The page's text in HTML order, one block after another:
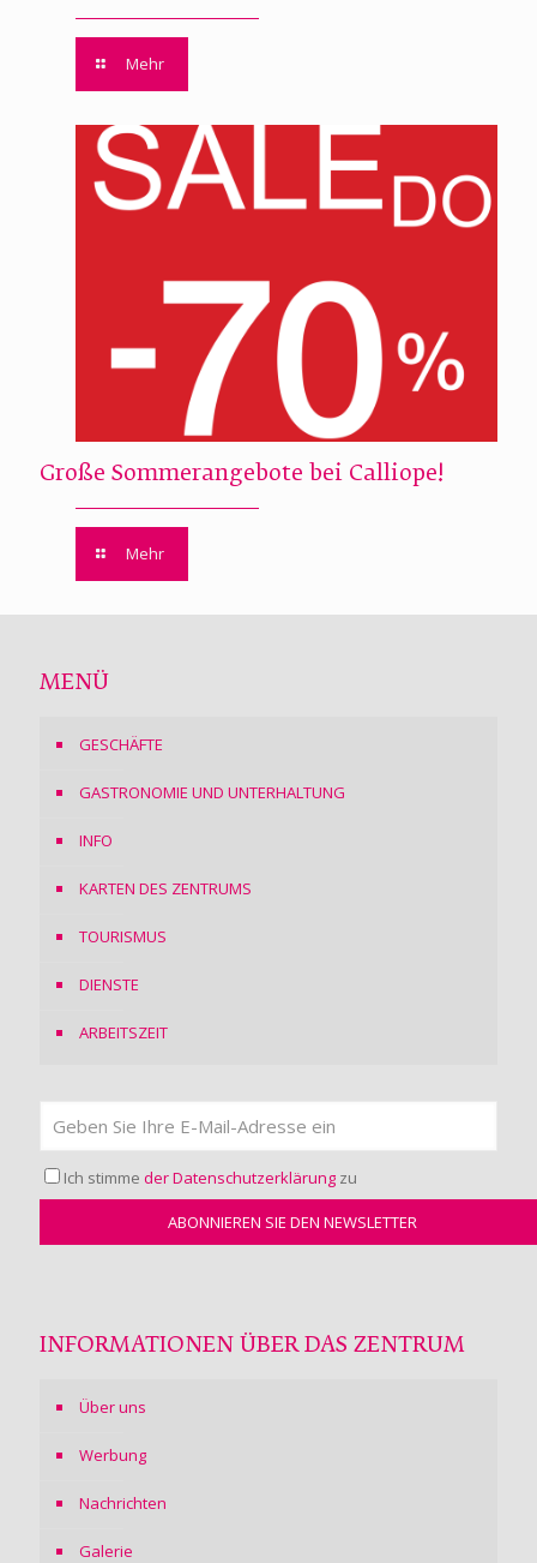
Mehr
Große Sommerangebote bei Calliope!
Mehr
MENÜ
GESCHÄFTE
GASTRONOMIE UND UNTERHALTUNG
INFO
KARTEN DES ZENTRUMS
TOURISMUS
DIENSTE
ARBEITSZEIT
Ich stimme der Datenschutzerklärung zu
INFORMATIONEN ÜBER DAS ZENTRUM
Über uns
Werbung
Nachrichten
Galerie